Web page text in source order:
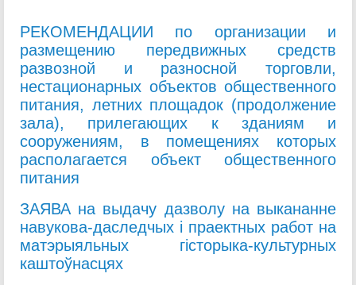
РЕКОМЕНДАЦИИ по организации и
размещению передвижных средств
развозной и разносной торговли,
нестационарных объектов общественного
питания, летних площадок (продолжение
зала), прилегающих к зданиям и
сооружениям, в помещениях которых
располагается объект общественного
питания
ЗАЯВА на выдачу дазволу на выкананне
навукова-даследчых і праектных работ на
матэрыяльных гісторыка-культурных
каштоўнасцях